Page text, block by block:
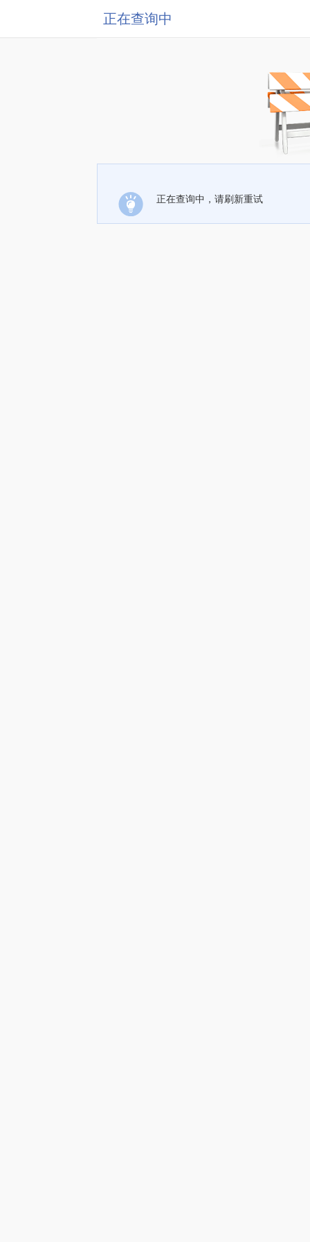
正在查询中
正在查询中，请刷新重试